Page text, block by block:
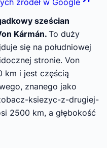
źródeł w Google
sześcian
Kármán.To duży
się na południowej
stronie. Von
km i jest częścią
znanego jako
ksiezyc-z-drugiej-
2500 km, a głębokość